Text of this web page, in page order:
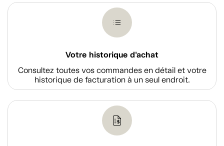
Votre historique d'achat
Consultez toutes vos commandes en détail et votre
historique de facturation à un seul endroit.